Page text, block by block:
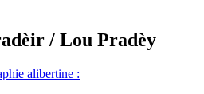
/ Lou Pradèy
alibertine :